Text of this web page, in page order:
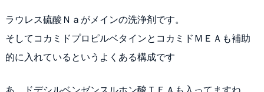
ラウレス硫酸Ｎａがメインの洗浄剤です。
そしてコカミドプロピルベタインとコカミドＭＥＡも補助
的に入れているというよくある構成です
あ、ドデシルベンゼンスルホン酸ＴＥＡも入ってますね、